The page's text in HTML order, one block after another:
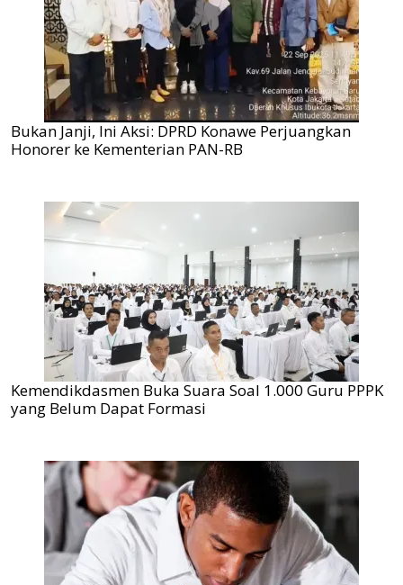
Bukan Janji, Ini Aksi: DPRD Konawe Perjuangkan
Honorer ke Kementerian PAN-RB
Kemendikdasmen Buka Suara Soal 1.000 Guru PPPK
yang Belum Dapat Formasi